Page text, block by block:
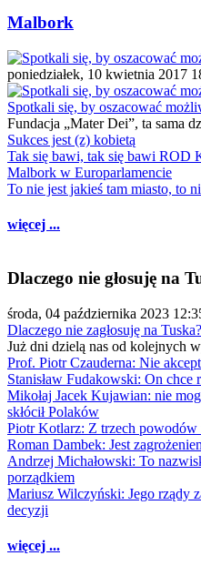
Malbork
poniedziałek, 10 kwietnia 2017
Spotkali się, by oszacować
Fundacja „Mater Dei”, ta sama
Sukces jest (z) kobietą
Tak się bawi, tak się bawi ROD
Malbork w Europarlamencie
To nie jest jakieś tam miasto, to
więcej ...
Dlaczego nie głosuję na
środa, 04 października 2023
Dlaczego nie zagłosuję na Tuska?
Już dni dzielą nas od kolejnych
Prof. Piotr Czauderna: Nie
Stanisław Fudakowski: On chce
Mikołaj Jacek Kujawian: nie
skłócił Polaków
Piotr Kotlarz: Z trzech powodów
Roman Dambek: Jest
Andrzej Michałowski: To
porządkiem
Mariusz Wilczyński: Jego rządy
decyzji
więcej ...